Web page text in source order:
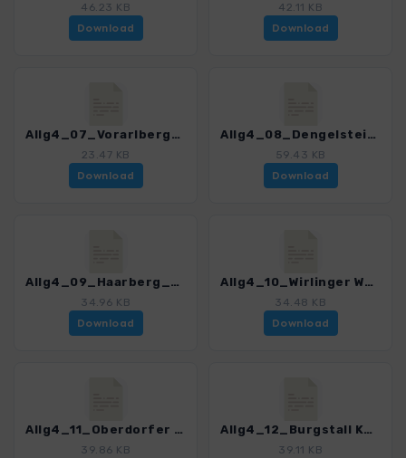
46.23 KB
Download
42.11 KB
Download
Allg4_07_Vorarlberger Graeber_0245_1.gpx
23.47 KB
Download
Allg4_08_Dengelstein_0245_1.gpx
59.43 KB
Download
Allg4_09_Haarberg_0245_1.gpx
34.96 KB
Download
Allg4_10_Wirlinger Wald_0245_1.gpx
34.48 KB
Download
Allg4_11_Oberdorfer Wald_0245_1.gpx
39.86 KB
Allg4_12_Burgstall Kenels_0245_1.gpx
39.11 KB